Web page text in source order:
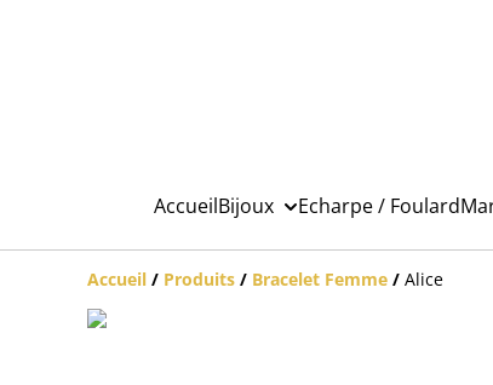
AccueilBijoux Echarpe / Foulard
Accueil / Produits / Bracelet Femme / Alice